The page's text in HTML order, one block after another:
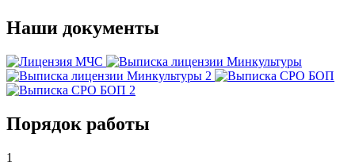
Наши документы
Порядок работы
1